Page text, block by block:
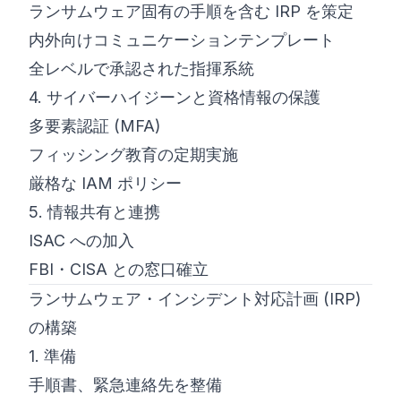
ランサムウェア固有の手順を含む IRP を策定
内外向けコミュニケーションテンプレート
全レベルで承認された指揮系統
4. サイバーハイジーンと資格情報の保護
多要素認証 (MFA)
フィッシング教育の定期実施
厳格な IAM ポリシー
5. 情報共有と連携
ISAC への加入
FBI・CISA との窓口確立
ランサムウェア・インシデント対応計画 (IRP)
の構築
1. 準備
手順書、緊急連絡先を整備